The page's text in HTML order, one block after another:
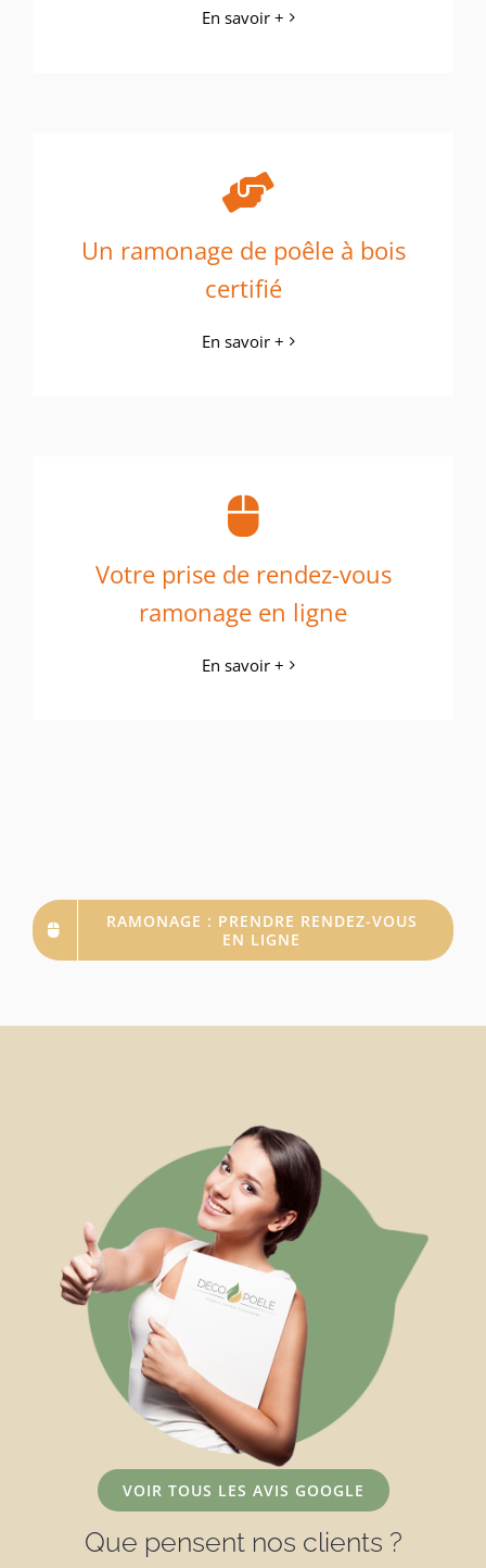
En savoir +
Un ramonage de poêle à bois
certifié
En savoir +
Votre prise de rendez-vous
ramonage en ligne
En savoir +
RAMONAGE : PRENDRE RENDEZ-VOUS
EN LIGNE
VOIR TOUS LES AVIS GOOGLE
Que pensent nos clients ?